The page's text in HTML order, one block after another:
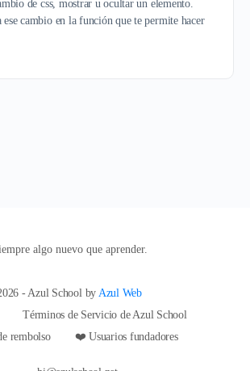
de css, mostrar u ocultar un elemento.
ese cambio en la función que te permite hacer
algo nuevo que aprender.
- Azul School by Azul Web
Términos de Servicio de Azul School
rembolso
❤️ Usuarios fundadores